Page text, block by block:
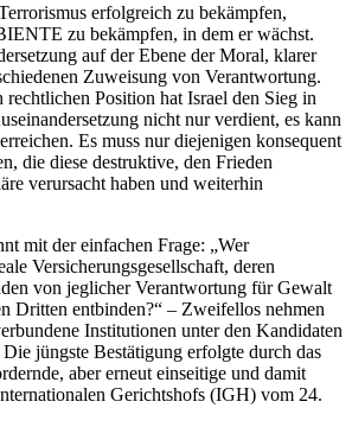
erfolgreich zu bekämpfen,
zu bekämpfen, in dem er wächst.
auf der Ebene der Moral, klarer
Zuweisung von Verantwortung.
Position hat Israel den Sieg in
nicht nur verdient, es kann
Es muss nur diejenigen konsequent
die diese destruktive, den Frieden
verursacht haben und weiterhin
mit der einfachen Frage: „Wer
Versicherungsgesellschaft, deren
von jeglicher Verantwortung für Gewalt
Dritten entbinden?“ – Zweifellos nehmen
Institutionen unter den Kandidaten
jüngste Bestätigung erfolgte durch das
aber erneut einseitige und damit
Gerichtshofs (IGH) vom 24.